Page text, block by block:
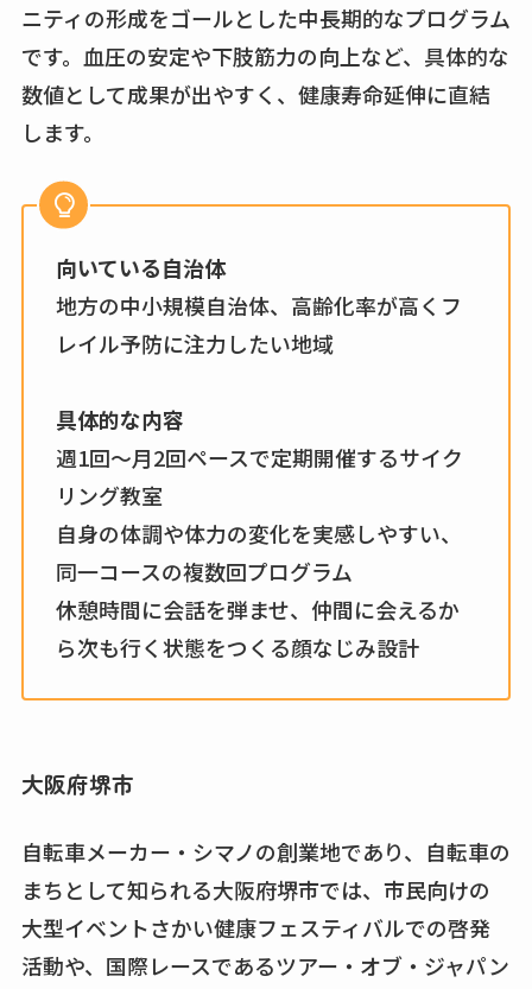
ニティの形成をゴールとした中長期的なプログラム
です。血圧の安定や下肢筋力の向上など、具体的な
数値として成果が出やすく、健康寿命延伸に直結
します。
向いている自治体
地方の中小規模自治体、高齢化率が高くフ
レイル予防に注力したい地域
具体的な内容
週1回〜月2回ペースで定期開催するサイク
リング教室
自身の体調や体力の変化を実感しやすい、
同一コースの複数回プログラム
休憩時間に会話を弾ませ、仲間に会えるか
ら次も行く状態をつくる顔なじみ設計
大阪府堺市
自転車メーカー・シマノの創業地であり、自転車の
まちとして知られる大阪府堺市では、市民向けの
大型イベントさかい健康フェスティバルでの啓発
活動や、国際レースであるツアー・オブ・ジャパン